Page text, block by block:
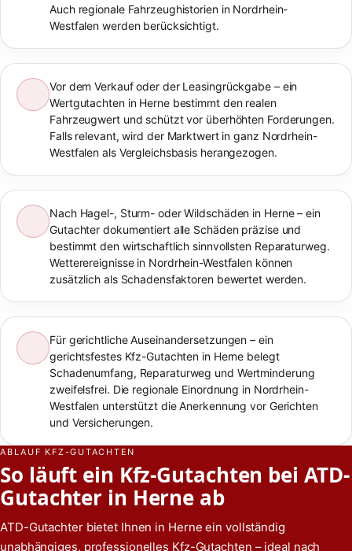
Auch regionale Fahrzeughistorien in Nordrhein-
Westfalen werden berücksichtigt.
Vor dem Verkauf oder der Leasingrückgabe – ein
Wertgutachten in Herne bestimmt den realen
Fahrzeugwert und schützt vor überhöhten Forderungen.
Falls relevant, wird der Marktwert in ganz Nordrhein-
Westfalen als Vergleichsbasis herangezogen.
Nach Hagel-, Sturm- oder Wildschäden in Herne – ein
Gutachter dokumentiert alle Schäden präzise und
bestimmt den wirtschaftlich sinnvollsten Reparaturweg.
Wetterereignisse in Nordrhein-Westfalen können
zusätzlich als Schadensfaktoren bewertet werden.
Für gerichtliche Auseinandersetzungen – ein
gerichtsfestes Kfz-Gutachten in Herne belegt
Schadenumfang, Reparaturweg und Wertminderung
zweifelsfrei. Die regionale Einordnung in Nordrhein-
Westfalen unterstützt die Anerkennung vor Gerichten
und Versicherungen.
ABLAUF KFZ-GUTACHTEN
So läuft ein Kfz-Gutachten bei ATD-
Gutachter in Herne ab
ATD-Gutachter bietet Ihnen in Herne ein vollständig
unabhängiges, professionelles Kfz-Gutachten – ideal nach